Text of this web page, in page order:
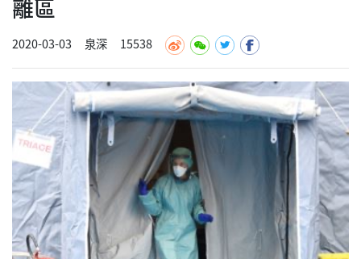
離區
2020-03-03 泉深 15538